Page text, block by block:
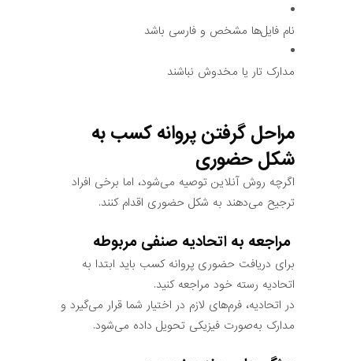
نام فایل‌ها مشخص و فارسی باشد
مدارک تار یا مخدوش نباشند
مراحل گرفتن پروانه کسب به
شکل حضوری
اگرچه روش آنلاین توصیه می‌شود، اما برخی افراد
ترجیح می‌دهند به شکل حضوری اقدام کنند.
مراجعه به اتحادیه صنفی مربوطه
برای دریافت حضوری پروانه کسب باید ابتدا به
اتحادیه رسته خود مراجعه کنید.
در اتحادیه، فرم‌های لازم در اختیار شما قرار می‌گیرد و
مدارک به‌صورت فیزیکی تحویل داده می‌شود.